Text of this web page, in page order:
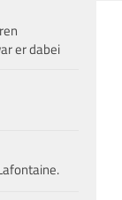
er dabei